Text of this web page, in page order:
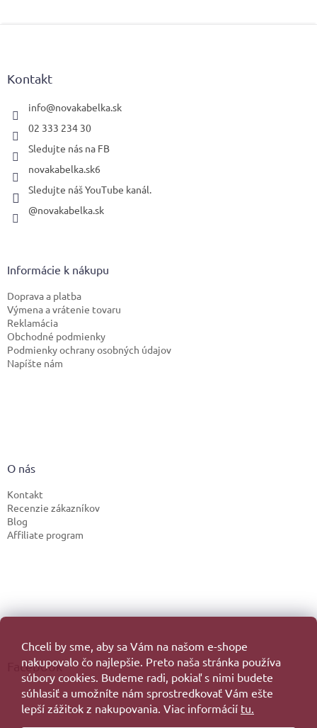
Chceli by sme, aby sa Vám na našom e-shope
nakupovalo čo najlepšie. Preto naša stránka používa
súbory cookies. Budeme radi, pokiaľ s nimi budete
súhlasiť a umožníte nám sprostredkovať Vám ešte
lepší zážitok z nakupovania. Viac informácií tu.
Kontakt
info@novakabelka.sk
02 333 234 30
Sledujte nás na FB
novakabelka.sk6
Sledujte náš YouTube kanál.
@novakabelka.sk
Informácie k nákupu
Doprava a platba
Výmena a vrátenie tovaru
Reklamácia
Obchodné podmienky
Podmienky ochrany osobných údajov
Napíšte nám
O nás
Kontakt
Recenzie zákazníkov
Blog
Affiliate program
Facebook